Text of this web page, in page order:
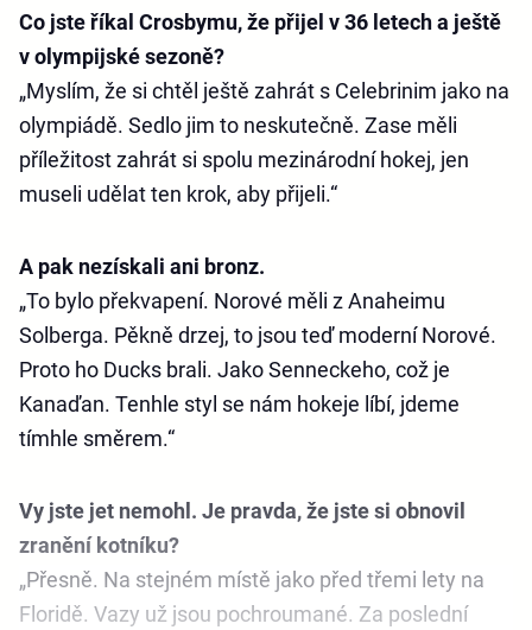
Co jste říkal Crosbymu, že přijel v 36 letech a ještě
v olympijské sezoně?
„Myslím, že si chtěl ještě zahrát s Celebrinim jako na
olympiádě. Sedlo jim to neskutečně. Zase měli
příležitost zahrát si spolu mezinárodní hokej, jen
museli udělat ten krok, aby přijeli.“
A pak nezískali ani bronz.
„To bylo překvapení. Norové měli z Anaheimu
Solberga. Pěkně drzej, to jsou teď moderní Norové.
Proto ho Ducks brali. Jako Senneckeho, což je
Kanaďan. Tenhle styl se nám hokeje líbí, jdeme
tímhle směrem.“
Vy jste jet nemohl. Je pravda, že jste si obnovil
zranění kotníku?
„Přesně. Na stejném místě jako před třemi lety na
Floridě. Vazy už jsou pochroumané. Za poslední